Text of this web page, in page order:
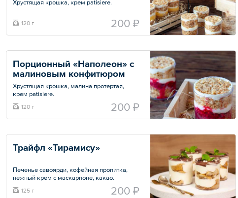
Хрустящая крошка, крем patisiere.
Минимальный заказ — 2 шт.
Общий вес – 120 г
120 г 200 ₽
Порционный «Наполеон» с
малиновым конфитюром
Хрустящая крошка, малина протертая,
крем patisiere.
Минимальный заказ — 2 шт.
120 г 200 ₽
Трайфл «Тирамису»
Печенье савоярди, кофейная пропитка,
нежный крем с маскарпоне, какао.
Минимальный заказ — 6 порций.
125 г 200 ₽